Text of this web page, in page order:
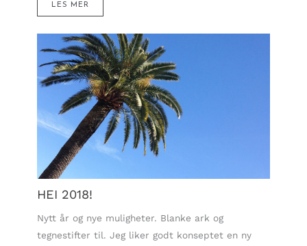
LES MER
HEI 2018!
Nytt år og nye muligheter. Blanke ark og
tegnestifter til. Jeg liker godt konseptet en ny